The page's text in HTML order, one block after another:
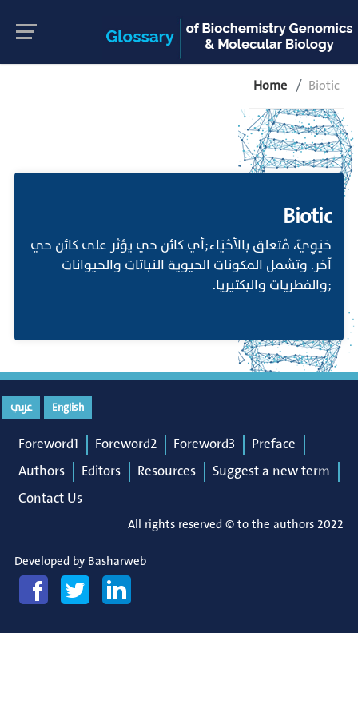
Home Biotic
Biotic
حَيَوِيّ، مُتعلق بالأحْيَاء;أي كائن حي يؤثر على كائن حي
آخر. وتشمل المكونات الحيوية النباتات والحيوانات
;والفطريات والبكتيريا.
English عربي
Foreword1 Foreword2 Foreword3
Preface
Authors
Editors Resources
Suggest a new term
Contact Us
All rights reserved © to the authors 2022
Developed by Basharweb